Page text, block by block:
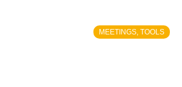
MEETINGS, TOOLS